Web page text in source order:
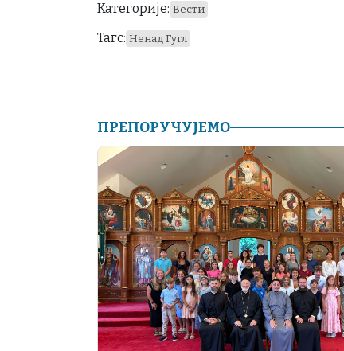
Категорије: Вести
Тагс: Ненад Гугл
ПРЕПОРУЧУЈЕМО